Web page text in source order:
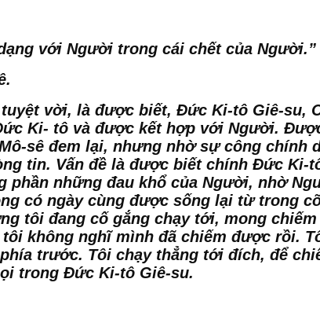
với Người trong cái chết của Người.”
vời, là được biết, Đức Ki-tô Giê-su,
Ki- tô và được kết hợp với Người.
sê đem lại, nhưng nhờ sự công chính
tin. Vấn đề là được biết chính Đức Ki-
những đau khổ của Người, nhờ
có ngày cùng được sống lại từ trong
tôi đang cố gắng chạy tới, mong
không nghĩ mình đã chiếm được rồi.
trước. Tôi chạy thẳng tới đích, để
trong Đức Ki-tô Giê-su.